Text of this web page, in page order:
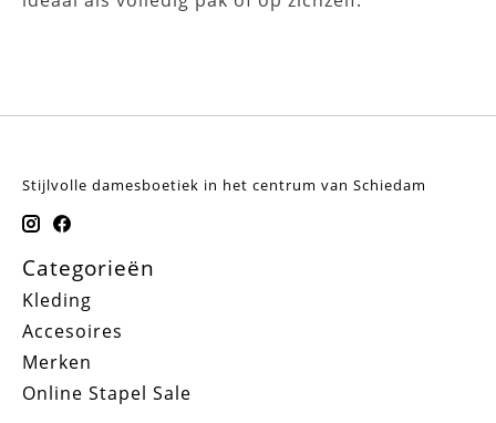
Stijlvolle damesboetiek in het centrum van Schiedam
Categorieën
Kleding
Accesoires
Merken
Online Stapel Sale